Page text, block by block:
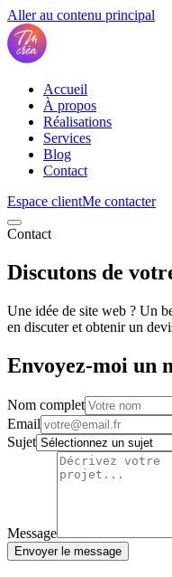
Aller au contenu principal
Accueil
À propos
Réalisations
Services
Blog
Contact
Espace clientMe contacter
Contact
Discutons de
Une idée de site web ? Un
en discuter et obtenir un
Envoyez-moi un
Nom complet
Email
Sujet
Message
Envoyer le message